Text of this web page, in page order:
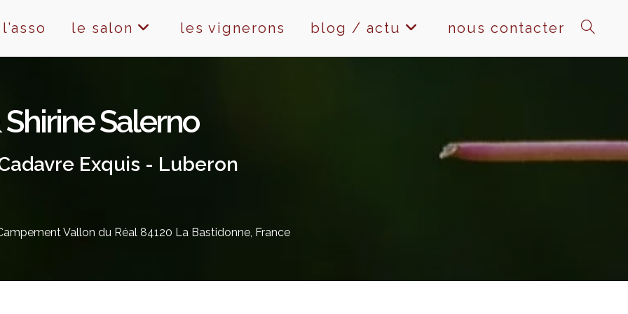
l’asso le salon les vignerons blog / actu nous contacter toggle
search
Salerno
Exquis - Luberon
Vallon du Réal 84120 La Bastidonne, France